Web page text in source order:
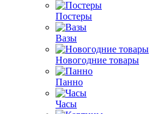
Постеры
Вазы
Новогодние товары
Панно
Часы